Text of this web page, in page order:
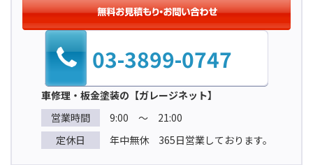
03-3899-0747
車修理・板金塗装の【ガレージネット】
営業時間
9:00 ～ 21:00
定休日
年中無休 365日営業しております。